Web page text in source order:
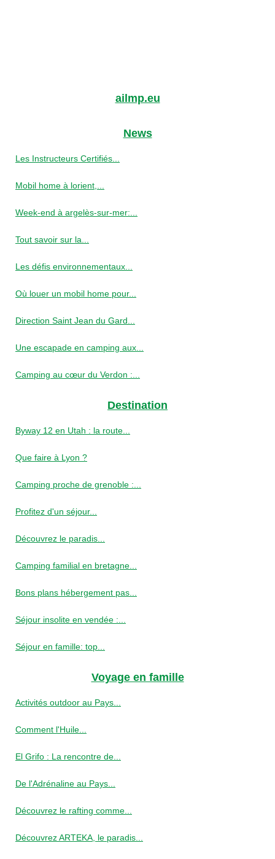
ailmp.eu
News
Les Instructeurs Certifiés...
Mobil home à lorient,...
Week-end à argelès-sur-mer:...
Tout savoir sur la...
Les défis environnementaux...
Où louer un mobil home pour...
Direction Saint Jean du Gard...
Une escapade en camping aux...
Camping au cœur du Verdon :...
Destination
Byway 12 en Utah : la route...
Que faire à Lyon ?
Camping proche de grenoble :...
Profitez d'un séjour...
Découvrez le paradis...
Camping familial en bretagne...
Bons plans hébergement pas...
Séjour insolite en vendée :...
Séjour en famille: top...
Voyage en famille
Activités outdoor au Pays...
Comment l'Huile...
El Grifo : La rencontre de...
De l'Adrénaline au Pays...
Découvrez le rafting comme...
Découvrez ARTEKA, le paradis...